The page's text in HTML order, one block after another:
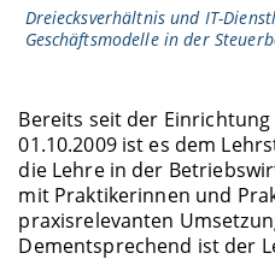
Dreiecksverhältnis und IT-
Geschäftsmodelle in der
Bereits seit der
01.10.2009 ist es dem
die Lehre in der
mit Praktikerinnen und
praxisrelevanten
Dementsprechend ist der